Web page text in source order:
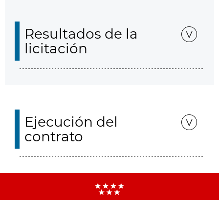
Resultados de la
licitación
Ejecución del
contrato